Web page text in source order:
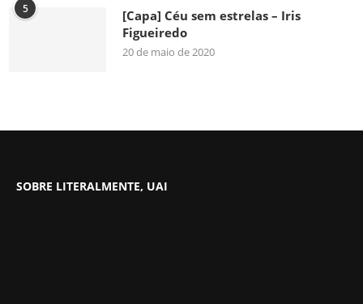
5
[Capa] Céu sem estrelas – Iris
Figueiredo
20 de maio de 2020
SOBRE LITERALMENTE, UAI